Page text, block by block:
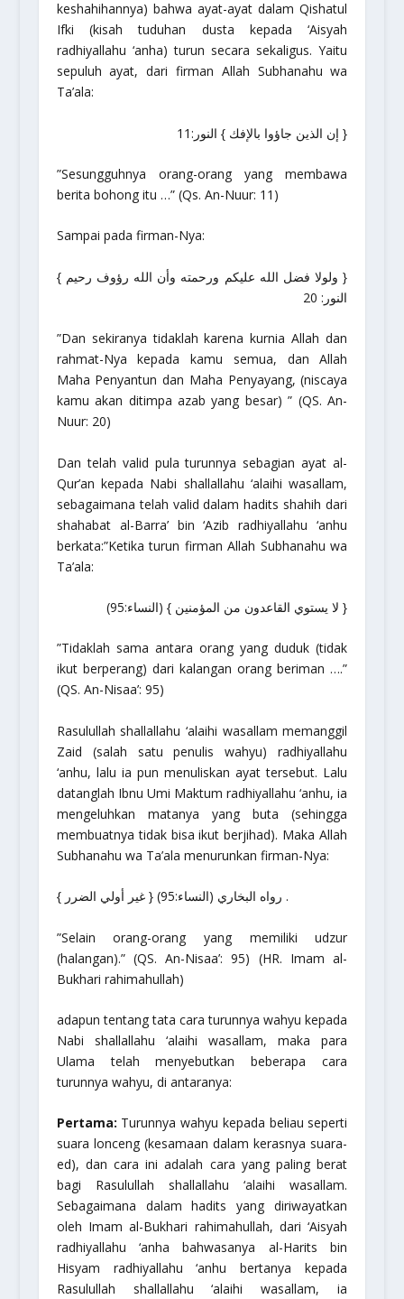
keshahihannya) bahwa ayat-ayat dalamQishatul
Ifki (kisah tuduhan dusta kepada ‘Aisyah
radhiyallahu ‘anha) turun secara sekaligus. Yaitu
sepuluh ayat, dari firman Allah Subhanahu wa
Ta’ala:
{ إن الذين جاؤوا بالإفك } النور:11
”Sesungguhnya orang-orang yang membawa
berita bohong itu …”(Qs. An-Nuur: 11)
Sampai pada firman-Nya:
{ ولولا فضل الله عليكم ورحمته وأن الله رؤوف رحيم }
النور: 20
”Dan sekiranya tidaklah karena kurnia Allah dan
rahmat-Nya kepada kamu semua, dan Allah
Maha Penyantun dan Maha Penyayang, (niscaya
kamu akan ditimpa azab yang besar) ” (QS. An-
Nuur: 20)
Dan telah valid pula turunnya sebagian ayat al-
Qur’an kepada Nabi shallallahu ‘alaihi wasallam,
sebagaimana telah valid dalam hadits shahih dari
shahabat al-Barra’ bin ‘Azibradhiyallahu ‘anhu
berkata:”Ketika turun firman Allah Subhanahu wa
Ta’ala:
{ لا يستوي القاعدون من المؤمنين } (النساء:95)
”Tidaklah sama antara orang yang duduk (tidak
ikut berperang) dari kalangan orang beriman ….”
(QS. An-Nisaa’: 95)
Rasulullah shallallahu ‘alaihi wasallam memanggil
Zaid (salah satu penulis wahyu)radhiyallahu
‘anhu, lalu ia pun menuliskan ayat tersebut. Lalu
datanglah Ibnu Umi Maktumradhiyallahu ‘anhu, ia
mengeluhkan matanya yang buta (sehingga
membuatnya tidak bisa ikut berjihad). Maka Allah
Subhanahu wa Ta’ala menurunkan firman-Nya:
{ غير أولي الضرر } (النساء:95) رواه البخاري .
”Selain orang-orang yang memiliki udzur
(halangan).”(QS. An-Nisaa’: 95) (HR. Imam al-
Bukhari rahimahullah)
adapun tentang tata cara turunnya wahyu kepada
Nabi shallallahu ‘alaihi wasallam, maka para
Ulama telah menyebutkan beberapa cara
turunnya wahyu, di antaranya:
Pertama: Turunnya wahyu kepada beliau seperti
suara lonceng (kesamaan dalam kerasnya suara-
ed), dan cara ini adalah cara yang paling berat
bagi Rasulullah shallallahu ‘alaihi wasallam.
Sebagaimana dalam hadits yang diriwayatkan
oleh Imam al-Bukhari rahimahullah, dari ‘Aisyah
radhiyallahu ‘anha bahwasanya al-Harits bin
Hisyam radhiyallahu ‘anhu bertanya kepada
Rasulullah shallallahu ‘alaihi wasallam, ia